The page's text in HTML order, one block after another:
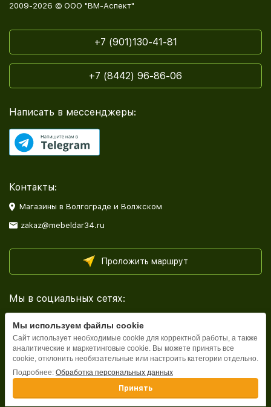
2009-2026 © ООО "ВМ-Аспект"
+7 (901)130-41-81
+7 (8442) 96-86-06
Написать в мессенджеры:
Контакты:
Магазины в Волгограде и Волжском
zakaz@mebeldar34.ru
Проложить маршрут
Мы в социальных сетях:
Каталог
Мы используем файлы cookie
Сайт использует необходимые cookie для корректной работы, а также
аналитические и маркетинговые cookie. Вы можете принять все
cookie, отклонить необязательные или настроить категории отдельно.
Подробнее: Обработка персональных данных
Принять